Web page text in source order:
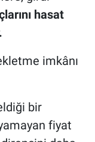
hasat
imkânı
bir
fiyat